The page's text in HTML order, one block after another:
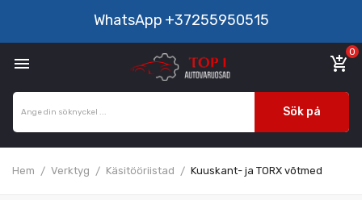
WhatsApp +37255950515
 add_shopping_cart
0
Sök på
Hem Verktyg Käsitööriistad Kuuskant- ja TORX võtmed